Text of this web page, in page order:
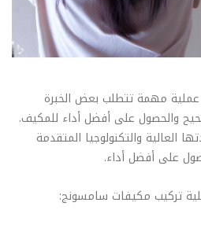
مهمة تتطلب بعض الخبرة
والحصول على أفضل أداء للمكيف.
العالية والتكنولوجيا المتقدمة
على أفضل أداء.
تركيب مكيفات سامسونج: